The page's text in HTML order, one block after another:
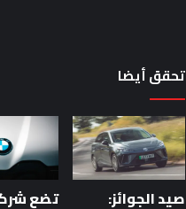
تحقق أيضا
صيد الجوائز: